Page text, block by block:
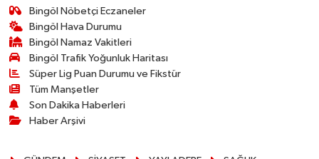
Bingöl Nöbetçi Eczaneler
Bingöl Hava Durumu
Bingöl Namaz Vakitleri
Bingöl Trafik Yoğunluk Haritası
Süper Lig Puan Durumu ve Fikstür
Tüm Manşetler
Son Dakika Haberleri
Haber Arşivi